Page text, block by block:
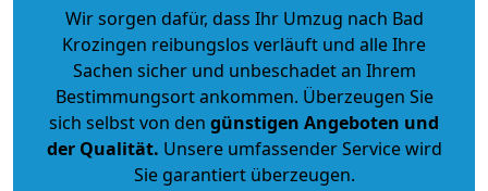
Wir sorgen dafür, dass Ihr Umzug nach Bad
Krozingen reibungslos verläuft und alle Ihre
Sachen sicher und unbeschadet an Ihrem
Bestimmungsort ankommen. Überzeugen Sie
sich selbst von den günstigen Angeboten und
der Qualität. Unsere umfassender Service wird
Sie garantiert überzeugen.